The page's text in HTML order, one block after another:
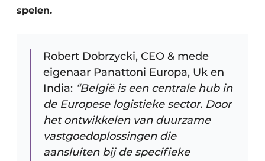
spelen.
Robert Dobrzycki, CEO & mede
eigenaar Panattoni Europa, Uk en
India: “België is een centrale hub in
de Europese logistieke sector. Door
het ontwikkelen van duurzame
vastgoedoplossingen die
aansluiten bij de specifieke